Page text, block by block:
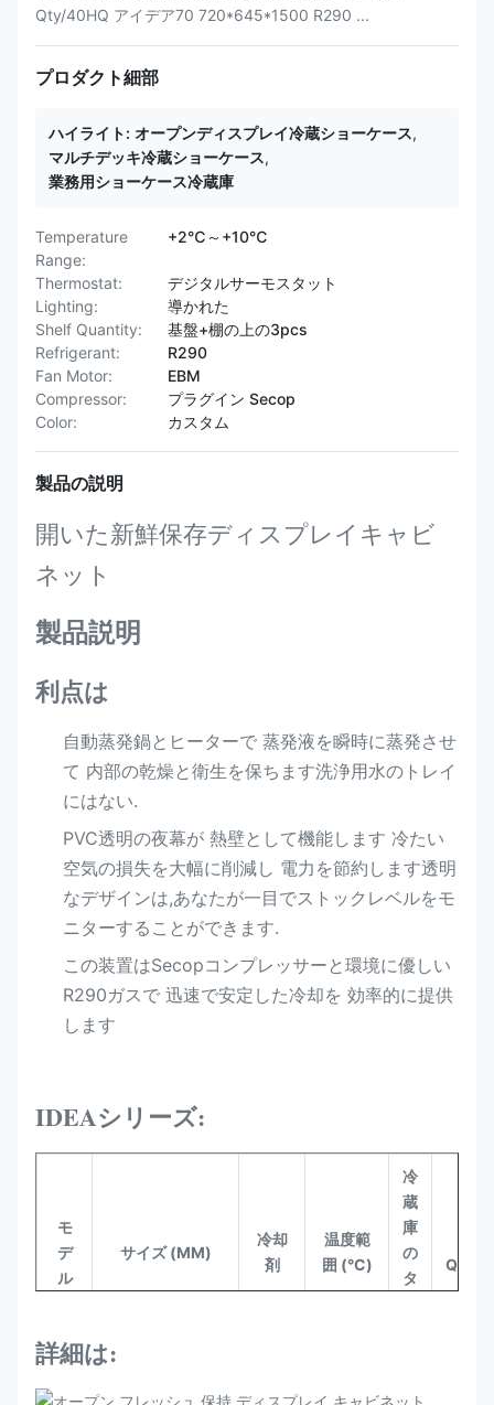
Qty/40HQ アイデア70 720*645*1500 R290 ...
プロダクト細部
ハイライト: オープンディスプレイ冷蔵ショーケース,
マルチデッキ冷蔵ショーケース,
業務用ショーケース冷蔵庫
Temperature
Range:
+2℃～+10℃
Thermostat:
デジタルサーモスタット
Lighting:
導かれた
Shelf Quantity:
基盤+棚の上の3pcs
Refrigerant:
R290
Fan Motor:
EBM
Compressor:
プラグイン Secop
Color:
カスタム
製品の説明
開いた新鮮保存ディスプレイキャビ
ネット
製品説明
利点は
自動蒸発鍋とヒーターで 蒸発液を瞬時に蒸発させ
て 内部の乾燥と衛生を保ちます洗浄用水のトレイ
にはない.
PVC透明の夜幕が 熱壁として機能します 冷たい
空気の損失を大幅に削減し 電力を節約します透明
なデザインは,あなたが一目でストックレベルをモ
ニターすることができます.
この装置はSecopコンプレッサーと環境に優しい
R290ガスで 迅速で安定した冷却を 効率的に提供
します
IDEAシリーズ:
モ
デ
ル
サイズ (MM)
冷却
剤
温度範
囲 (°C)
冷
蔵
庫
の
タ
Qty/
ア
気
詳細は: